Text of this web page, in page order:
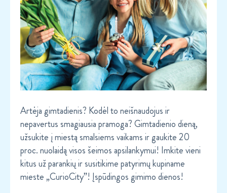
Artėja gimtadienis? Kodėl to neišnaudojus ir
nepavertus smagiausia pramoga? Gimtadienio dieną,
užsukite į miestą smalsiems vaikams ir gaukite 20
proc. nuolaidą visos šeimos apsilankymui! Imkite vieni
kitus už parankių ir susitikime patyrimų kupiname
mieste „CurioCity”! Įspūdingos gimimo dienos!